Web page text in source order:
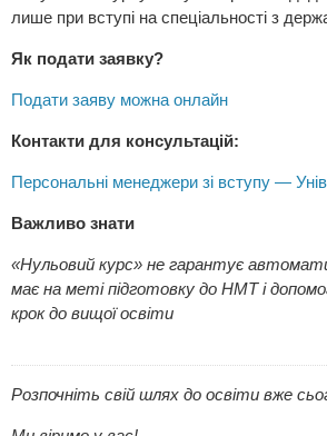
лише при вступі на спеціальності з
Як подати заявку?
Подати заяву можна онлайн
Контакти для консультацій:
Персональні менеджери зі вступу —
Важливо знати
«Нульовий курс» не гарантує
має на меті підготовку до НМТ і
крок до вищої освіти
Розпочніть свій шлях до освіти вже